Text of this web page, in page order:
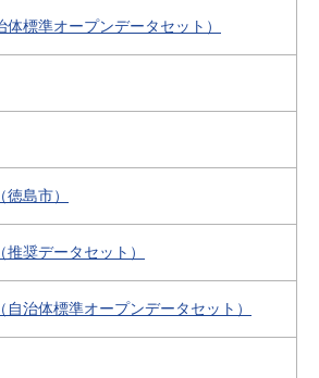
標準オープンデータセット）
島市）
奨データセット）
治体標準オープンデータセット）